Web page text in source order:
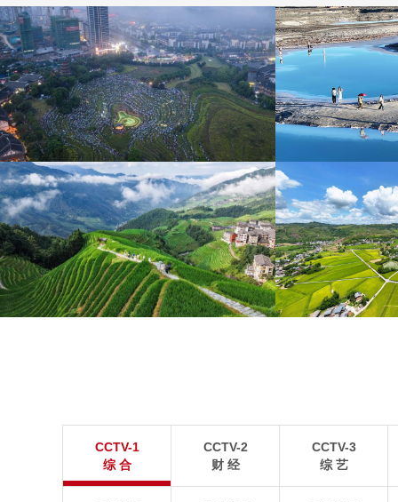
“大地指纹”奏响夏夜文旅乐章
8月7日，贵州省毕节市大方县奢香古镇梯田音乐会在
青海大柴旦翡翠
青海海西蒙古族藏族
炎炎夏日，暑期旅游热度持续攀升。人们亲近山水，
拥抱自然，在旅途中放松身心、增长见识。
8月6日，重庆梁平星
CCTV-1
综 合
CCTV-2
财 经
CCTV-3
综 艺